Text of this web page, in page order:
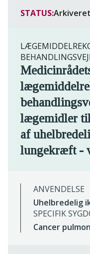
STATUS:Arkiveret
lægemidler
af
lungekræft -
ANVENDELSE
Uhelbredelig
SPECIFIK
Cancer